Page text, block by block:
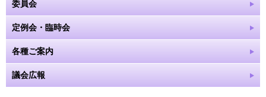
委員会
定例会・臨時会
各種ご案内
議会広報